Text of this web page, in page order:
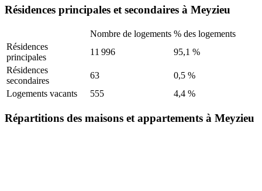
Résidences principales et secondaires à Meyzieu
Nombre de logements % des logements
Résidences
principales
11 996
95,1 %
Résidences
secondaires
63
0,5 %
Logements vacants
555 4,4 %
Répartitions des maisons et appartements à Meyzieu